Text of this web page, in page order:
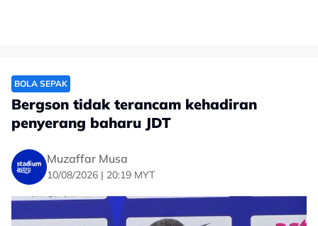
BOLA SEPAK
Bergson tidak terancam kehadiran
penyerang baharu JDT
Muzaffar Musa
10/08/2026 | 20:19 MYT